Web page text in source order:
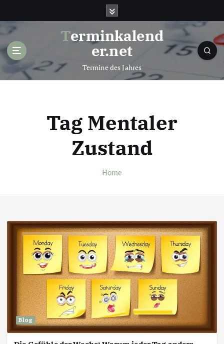
t
Terminkalend
er.net
Termine des Jahres
Tag Mentaler
Zustand
Home
Blog